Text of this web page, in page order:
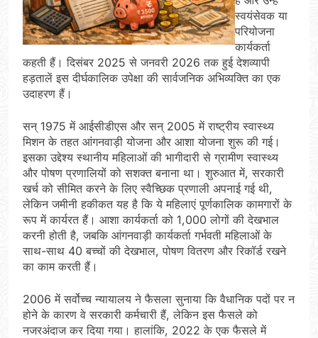
स्वयंसेवक या
परियोजना
कार्यकर्ता
कहती हैं। दिसंबर 2025 से जनवरी 2026 तक हुई देशव्यापी
हड़तालें इस दीर्घकालिक उपेक्षा की सार्वजनिक अभिव्यक्ति का एक
उदाहरण हैं।
सन् 1975 में आईसीडीएस और सन् 2005 में राष्ट्रीय स्वास्थ्य
मिशन के तहत आंगनवाड़ी योजना और आशा योजना शुरू की गई।
इसका उद्देश्य स्थानीय महिलाओं की भागीदारी से ग्रामीण स्वास्थ्य
और पोषण प्रणालियों को सशक्त बनाना था। शुरुआत में, सरकारी
खर्च को सीमित करने के लिए स्वैच्छिक प्रणाली अपनाई गई थी,
लेकिन जमीनी हकीकत यह है कि ये महिलाएं पूर्णकालिक कामगारों के
रूप में कार्यरत हैं। आशा कार्यकर्ता को 1,000 लोगों की देखभाल
करनी होती है, जबकि आंगनवाड़ी कार्यकर्ता गर्भवती महिलाओं के
साथ-साथ 40 बच्चों की देखभाल, पोषण वितरण और रिकॉर्ड रखने
का काम करती हैं।
2006 में सर्वोच्च न्यायालय ने फैसला सुनाया कि वैधानिक पदों पर न
होने के कारण वे सरकारी कर्मचारी हैं, लेकिन इस फैसले को
नजरअंदाज कर दिया गया। हालांकि, 2022 के एक फैसले में